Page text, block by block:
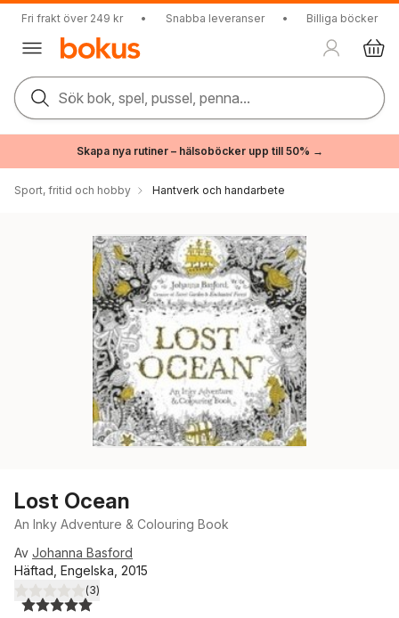
Fri frakt över 249 kr • Snabba leveranser • Billiga böcker
Sök bok, spel, pussel, penna...
Skapa nya rutiner – hälsoböcker upp till 50% →
Sport, fritid och hobby Hantverk och handarbete
Lost Ocean
An Inky Adventure & Colouring Book
Av Johanna Basford
Häftad, Engelska, 2015
5,0utav 5 stjärnor. Totalt antal röster:
(3)